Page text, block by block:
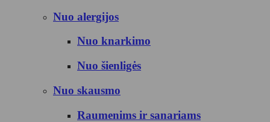
Nuo alergijos
Nuo knarkimo
Nuo šienligės
Nuo skausmo
Raumenims ir sanariams